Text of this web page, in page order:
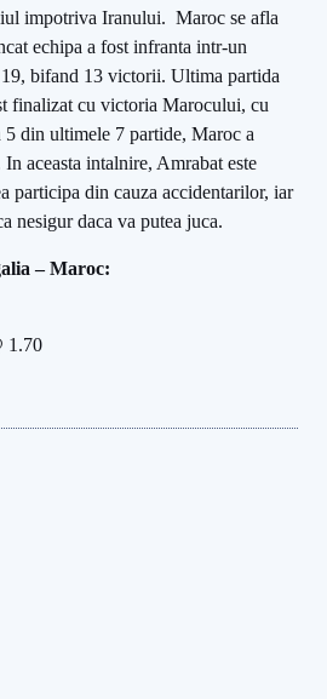
impotriva Iranului. Maroc se afla
echipa a fost infranta intr-un
bifand 13 victorii. Ultima partida
finalizat cu victoria Marocului, cu
din ultimele 7 partide, Maroc a
aceasta intalnire, Amrabat este
participa din cauza accidentarilor, iar
nesigur daca va putea juca.
– Maroc:
1.70